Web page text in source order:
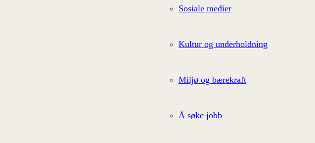
Sosiale medier
Kultur og underholdning
Miljø og bærekraft
Å søke jobb